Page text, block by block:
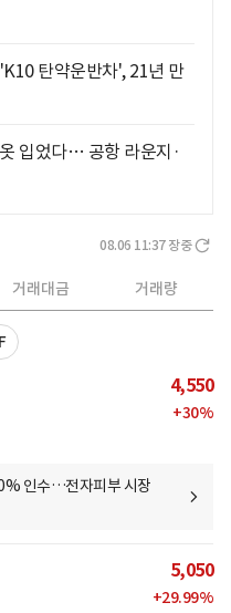
탄약운반차', 21년 만
입었다… 공항 라운지·
08.06 11:37 장중
거래대금 거래량
4,550
+30%
인수…전자피부 시장
5,050
+29.99%